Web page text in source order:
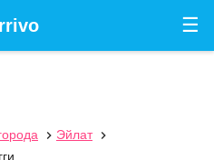
☰
 Эйлат
